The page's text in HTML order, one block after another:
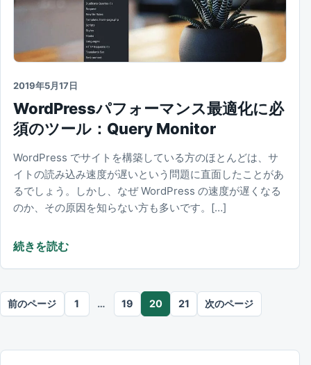
2019年5月17日
WordPressパフォーマンス最適化に必
須のツール：Query Monitor
WordPress でサイトを構築している方のほとんどは、サ
イトの読み込み速度が遅いという問題に直面したことがあ
るでしょう。しかし、なぜ WordPress の速度が遅くなる
のか、その原因を知らない方も多いです。[…]
続きを読む
記事のページネーション
前のページ 1 … 19 20 21 次のページ